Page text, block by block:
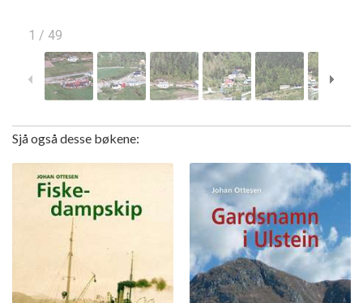
1 / 49
Sjå også desse bøkene: